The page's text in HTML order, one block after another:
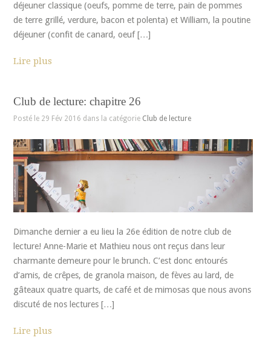
déjeuner classique (oeufs, pomme de terre, pain de pommes
de terre grillé, verdure, bacon et polenta) et William, la poutine
déjeuner (confit de canard, oeuf […]
Lire plus
Club de lecture: chapitre 26
Posté le 29 Fév 2016 dans la catégorie Club de lecture
Dimanche dernier a eu lieu la 26e édition de notre club de
lecture! Anne-Marie et Mathieu nous ont reçus dans leur
charmante demeure pour le brunch. C’est donc entourés
d’amis, de crêpes, de granola maison, de fèves au lard, de
gâteaux quatre quarts, de café et de mimosas que nous avons
discuté de nos lectures […]
Lire plus